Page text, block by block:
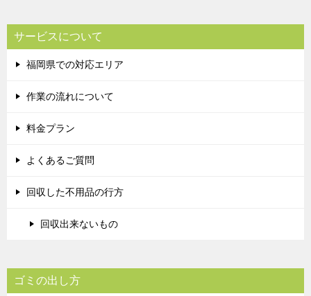
サービスについて
福岡県での対応エリア
作業の流れについて
料金プラン
よくあるご質問
回収した不用品の行方
回収出来ないもの
ゴミの出し方